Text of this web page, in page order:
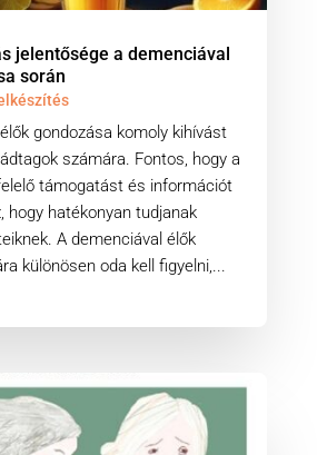
jelentősége a demenciával
során
gondozása komoly kihívást
számára. Fontos, hogy a
támogatást és információt
hogy hatékonyan tudjanak
A demenciával élők
különösen oda kell figyelni,...